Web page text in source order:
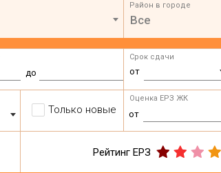
Район в городе
Все
до
Срок сдачи
от
Только новые
Оценка ЕРЗ ЖК
от
Рейтинг ЕРЗ